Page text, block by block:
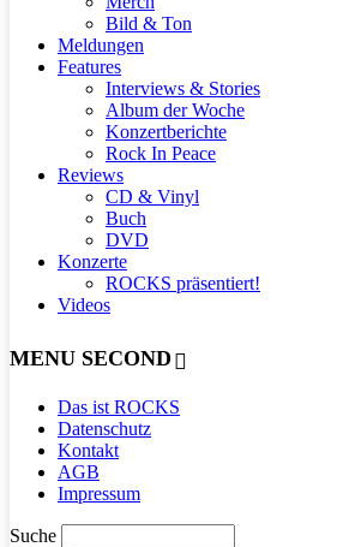
Bild & Ton
Meldungen
Features
Interviews & Stories
Album der Woche
Konzertberichte
Rock In Peace
Reviews
CD & Vinyl
Buch
DVD
Konzerte
ROCKS präsentiert!
Videos
MENU SECOND
Das ist ROCKS
Datenschutz
Kontakt
AGB
Impressum
Suche